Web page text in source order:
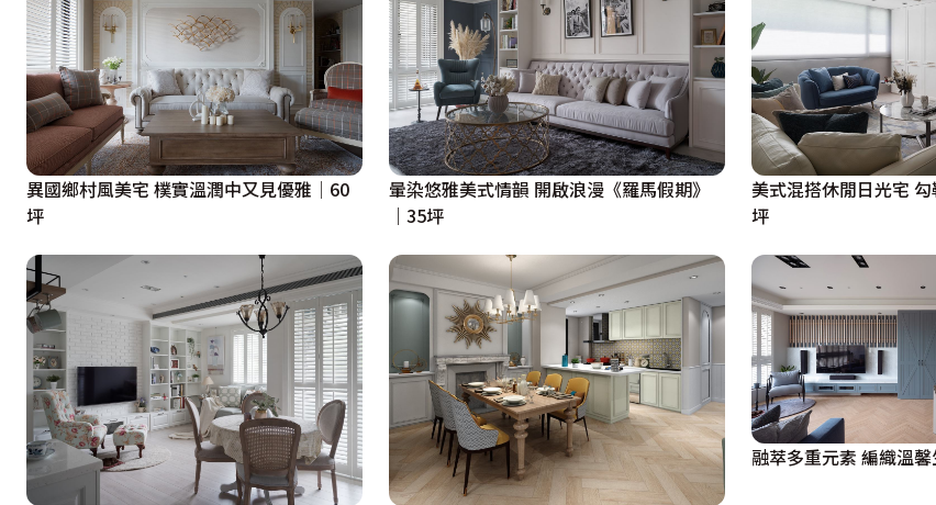
異國鄉村風美宅 樸實溫潤中又見優雅│60
坪
暈染悠雅美式情韻 開啟浪漫《羅馬假期》
｜35坪
美式混搭休閒日光宅
坪
融萃多重元素 編織溫